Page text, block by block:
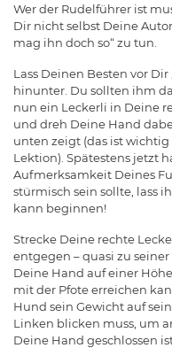
Wer der Rudelführer ist
Dir nicht selbst Deine
mag ihn doch so“ zu tun.
Lass Deinen Besten vor
hinunter. Du sollten ihm
nun ein Leckerli in Deine
und dreh Deine Hand
unten zeigt (das ist
Lektion). Spätestens jetzt
Aufmerksamkeit Deines
stürmisch sein sollte, lass
kann beginnen!
Strecke Deine rechte
entgegen – quasi zu
Deine Hand auf einer
mit der Pfote erreichen
Hund sein Gewicht auf
Linken blicken muss, um
Deine Hand geschlossen